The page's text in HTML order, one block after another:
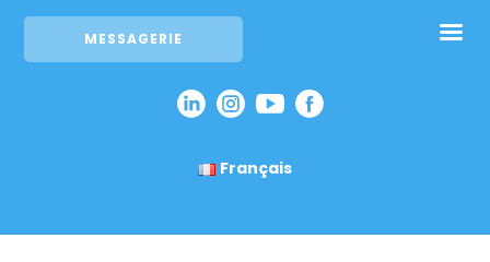
MESSAGERIE
Français